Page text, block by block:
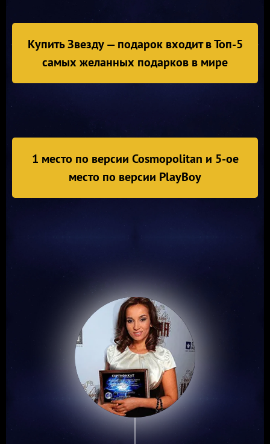
Купить Звезду — подарок входит в Топ-5
самых желанных подарков в мире
1 место по версии Cosmopolitan и 5-ое
место по версии PlayBoy